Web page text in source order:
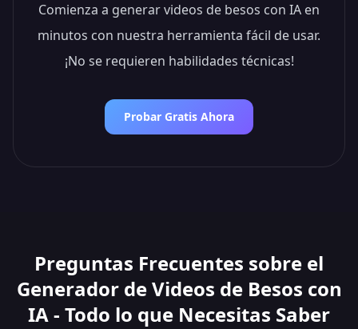
Comienza a generar videos de besos con IA en
minutos con nuestra herramienta fácil de usar.
¡No se requieren habilidades técnicas!
Probar Gratis Ahora
Preguntas Frecuentes sobre el
Generador de Videos de Besos con
IA - Todo lo que Necesitas Saber